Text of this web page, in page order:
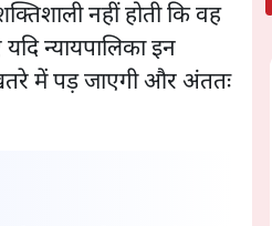
नहीं होती कि वह
न्यायपालिका इन
में पड़ जाएगी और अंततः